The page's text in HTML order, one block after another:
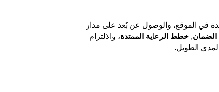
في الموقع، والوصول عن بُعد على مدار
,خطط الرعاية الممتدة، والالتزام
الطويل.